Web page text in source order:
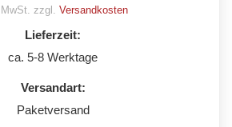
zzgl. Versandkosten
Lieferzeit:
ca. 5-8 Werktage
Versandart:
Paketversand